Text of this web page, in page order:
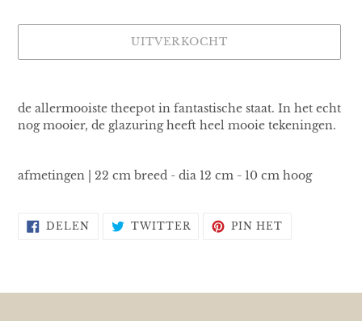
UITVERKOCHT
toegevoegen
de allermooiste theepot in fantastische staat. In het echt
nog mooier, de glazuring heeft heel mooie tekeningen.
afmetingen | 22 cm breed - dia 12 cm - 10 cm hoog
DELENDELENTWITTER TWITTEREN
OP
PIN HET